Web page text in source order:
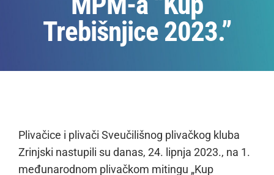
Trebišnjice 2023.”
Plivačice i plivači Sveučilišnog plivačkog kluba
Zrinjski nastupili su danas, 24. lipnja 2023., na 1.
međunarodnom plivačkom mitingu „Kup